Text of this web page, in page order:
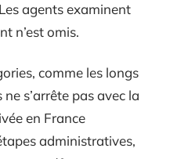
agents examinent
n’est omis.
comme les longs
s’arrête pas avec la
en France
administratives,